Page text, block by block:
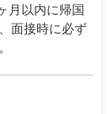
月以内に帰国
面接時に必ず